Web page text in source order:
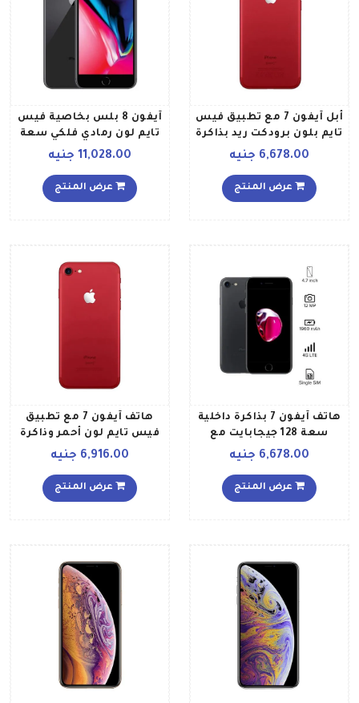
أبل آيفون 7 مع تطبيق فيس
تايم بلون برودكت ريد بذاكرة
سعة 128 جيجابايت ومزود
6,678.00 جنيه
عرض المنتج
آيفون 8 بلس بخاصية فيس
تايم لون رمادي فلكي سعة
128 جيجابايت ويدعم تقنية
المصرية
11,028.00 جنيه
عرض المنتج
هاتف آيفون 7 بذاكرة داخلية
سعة 128 جيجابايت مع
تطبيق فيس تايم ويدعم
6,678.00 جنيه
عرض المنتج
هاتف آيفون 7 مع تطبيق
فيس تايم لون أحمر وذاكرة
داخلية سعة 256 جيجابايت
6,916.00 جنيه
عرض المنتج